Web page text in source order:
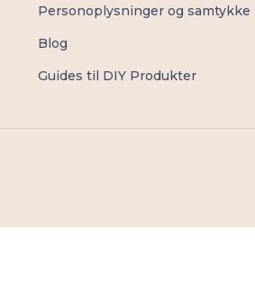
Personoplysninger og samtykke
Blog
Guides til DIY Produkter